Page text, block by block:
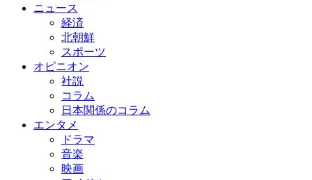
ニュース
経済
北朝鮮
スポーツ
オピニオン
社説
コラム
日本関係のコラム
エンタメ
ドラマ
音楽
映画